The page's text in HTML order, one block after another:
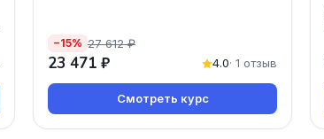
−15% 27 612 ₽
23 471 ₽ 4.0· 1 отзыв
Смотреть курс